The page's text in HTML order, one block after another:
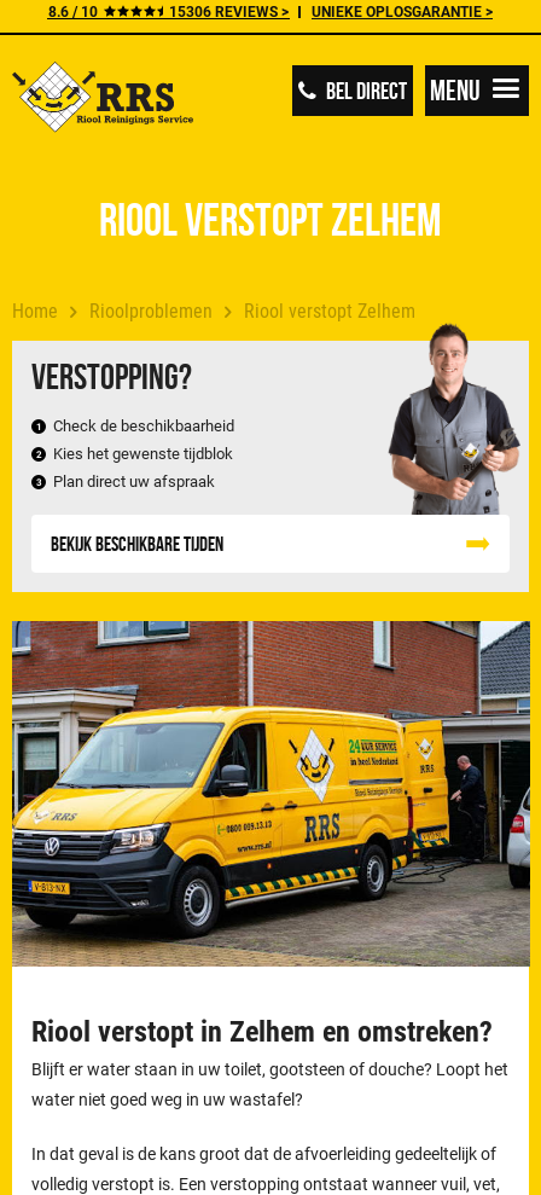
8.6 / 10 15306 REVIEWS > UNIEKE OPLOSGARANTIE >
BEL DIRECT Menu
Home Rioolproblemen Riool verstopt Zelhem
Verstopping?
Check de beschikbaarheid
Kies het gewenste tijdblok
Plan direct uw afspraak
Bekijk beschikbare tijden
Riool verstopt Zelhem
Riool verstopt in Zelhem en omstreken?
Blijft er water staan in uw toilet, gootsteen of douche? Loopt het
water niet goed weg in uw wastafel?
In dat geval is de kans groot dat de afvoerleiding gedeeltelijk of
volledig verstopt is. Een verstopping ontstaat wanneer vuil, vet,